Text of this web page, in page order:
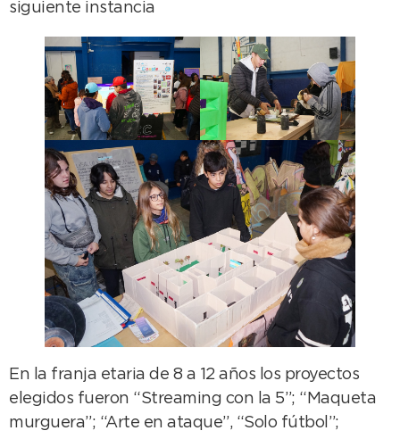
siguiente instancia
En la franja etaria de 8 a 12 años los proyectos
elegidos fueron “Streaming con la 5”; “Maqueta
murguera”; “Arte en ataque”, “Solo fútbol”;